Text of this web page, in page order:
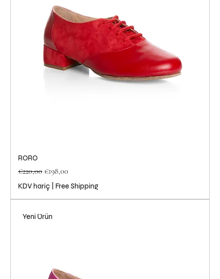
RORO
Normal Fiyat
€220,00 İndirimli Fiyat
€198,00
KDV hariç Free Shipping
Yeni Ürün